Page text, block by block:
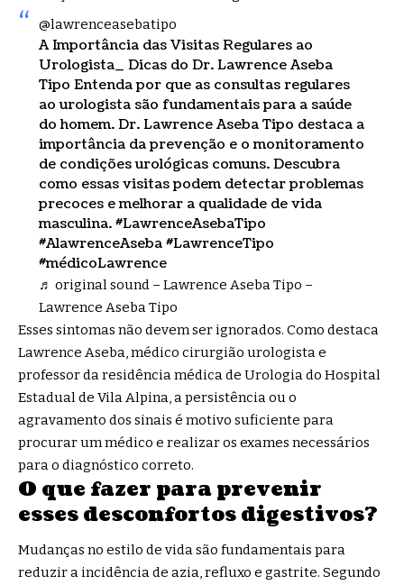
@lawrenceasebatipo
A Importância das Visitas Regulares ao
Urologista_ Dicas do Dr. Lawrence Aseba
Tipo Entenda por que as consultas regulares
ao urologista são fundamentais para a saúde
do homem. Dr. Lawrence Aseba Tipo destaca a
importância da prevenção e o monitoramento
de condições urológicas comuns. Descubra
como essas visitas podem detectar problemas
precoces e melhorar a qualidade de vida
masculina.#LawrenceAsebaTipo
#AlawrenceAseba #LawrenceTipo
#médicoLawrence
♬ original sound – Lawrence Aseba Tipo –
Lawrence Aseba Tipo
Esses sintomas não devem ser ignorados. Como destaca
Lawrence Aseba, médico cirurgião urologista e
professor da residência médica de Urologia do Hospital
Estadual de Vila Alpina, a persistência ou o
agravamento dos sinais é motivo suficiente para
procurar um médico e realizar os exames necessários
para o diagnóstico correto.
O que fazer para prevenir
esses desconfortos digestivos?
Mudanças no estilo de vida são fundamentais para
reduzir a incidência de azia, refluxo e gastrite. Segundo